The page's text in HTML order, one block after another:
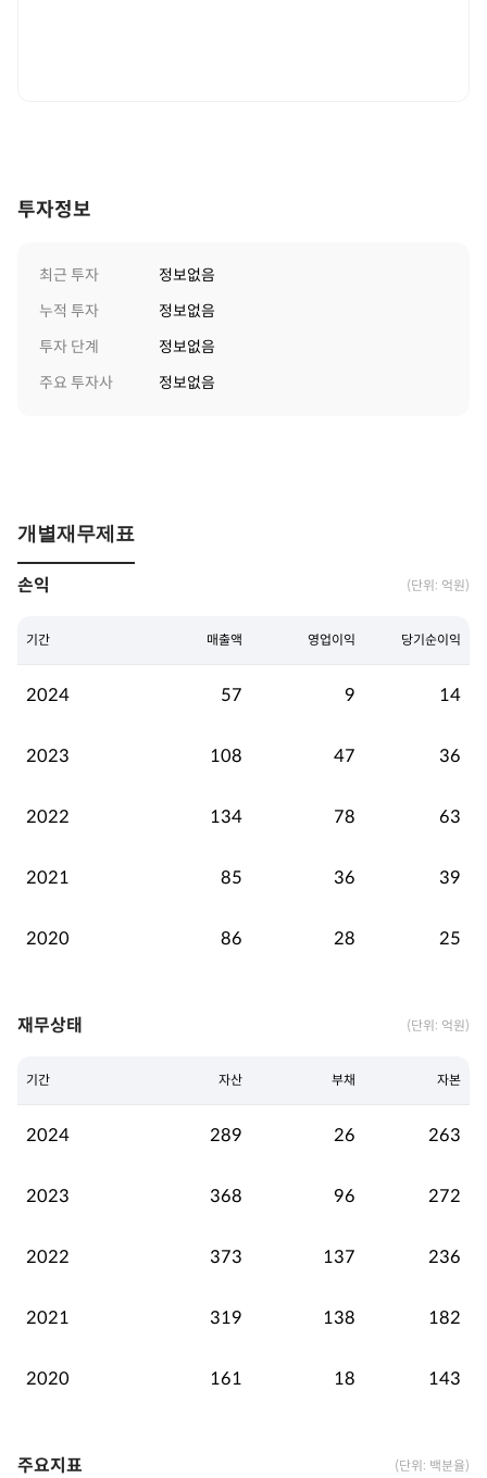
투자정보
최근 투자
정보없음
누적 투자
정보없음
투자 단계
정보없음
주요 투자사
정보없음
개별재무제표
손익 (단위: 억원)
기간 매출액 영업이익 당기순이익
2024 57 9 14
2023 108 47 36
2022 134 78 63
2021 85 36 39
2020 86 28 25
재무상태 (단위: 억원)
기간 자산 부채 자본
2024 289 26 263
2023 368 96 272
2022 373 137 236
2021 319 138 182
2020 161 18 143
주요지표 (단위: 백분율)